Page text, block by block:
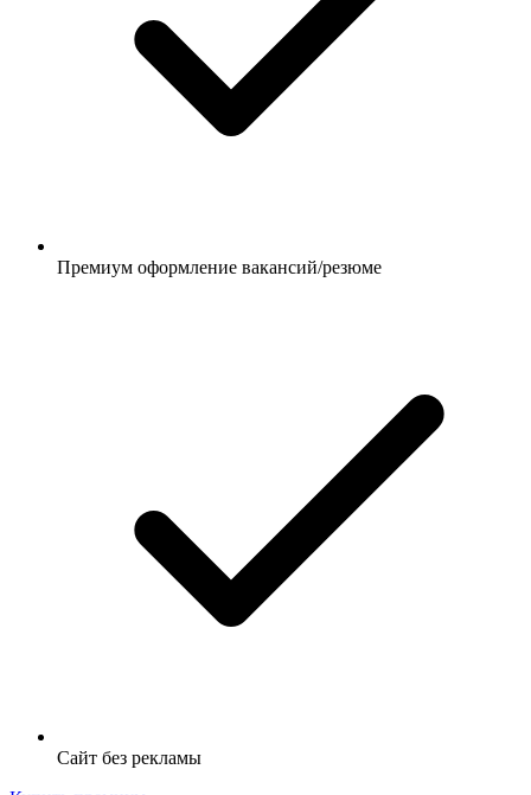
Премиум оформление вакансий/резюме
Сайт без рекламы